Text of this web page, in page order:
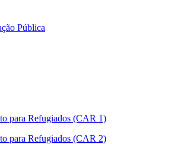
Pública
para Refugiados (CAR 1)
para Refugiados (CAR 2)